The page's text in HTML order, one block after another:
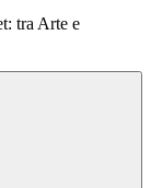
tra Arte e